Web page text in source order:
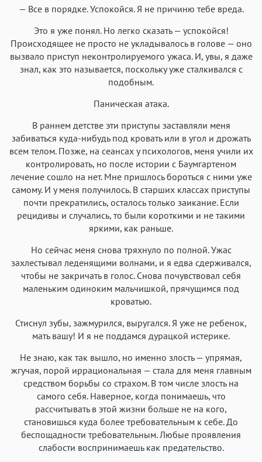
— Все в порядке. Успокойся. Я не причиню тебе вреда.
Это я уже понял. Но легко сказать — успокойся!
Происходящее не просто не укладывалось в голове — оно
вызвало приступ неконтролируемого ужаса. И, увы, я даже
знал, как это называется, поскольку уже сталкивался с
подобным.
Паническая атака.
В раннем детстве эти приступы заставляли меня
забиваться куда-нибудь под кровать или в угол и дрожать
всем телом. Позже, на сеансах у психологов, меня учили их
контролировать, но после истории с Баумгартеном
лечение сошло на нет. Мне пришлось бороться с ними уже
самому. И у меня получилось. В старших классах приступы
почти прекратились, осталось только заикание. Если
рецидивы и случались, то были короткими и не такими
яркими, как раньше.
Но сейчас меня снова тряхнуло по полной. Ужас
захлестывал леденящими волнами, и я едва сдерживался,
чтобы не закричать в голос. Снова почувствовал себя
маленьким одиноким мальчишкой, прячущимся под
кроватью.
Стиснул зубы, зажмурился, выругался. Я уже не ребенок,
мать вашу! И я не поддамся дурацкой истерике.
Не знаю, как так вышло, но именно злость — упрямая,
жгучая, порой иррациональная — стала для меня главным
средством борьбы со страхом. В том числе злость на
самого себя. Наверное, когда понимаешь, что
рассчитывать в этой жизни больше не на кого,
становишься куда более требовательным к себе. До
беспощадности требовательным. Любые проявления
слабости воспринимаешь как предательство.